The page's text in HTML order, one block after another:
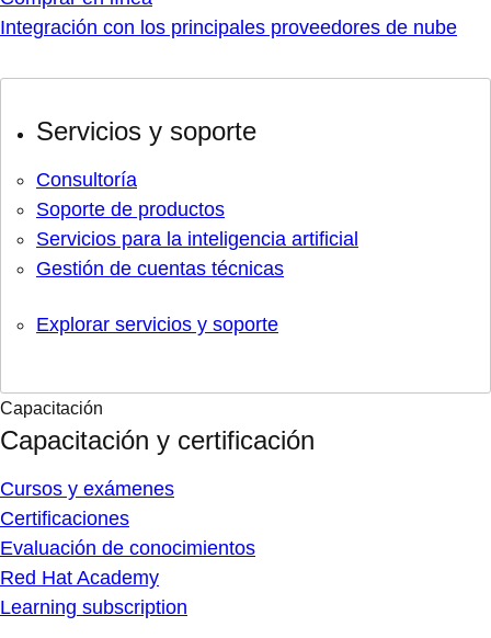
Integración con los principales proveedores de nube
Servicios y soporte
Consultoría
Soporte de productos
Servicios para la inteligencia artificial
Gestión de cuentas técnicas
Explorar servicios y soporte
Capacitación
Capacitación y certificación
Cursos y exámenes
Certificaciones
Evaluación de conocimientos
Red Hat Academy
Learning subscription